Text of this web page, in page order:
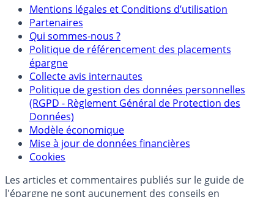
Mentions
Mentions légales et Conditions d’utilisation
Partenaires
Qui sommes-nous ?
Politique de référencement des placements
épargne
Collecte avis internautes
Politique de gestion des données personnelles
(RGPD - Règlement Général de Protection des
Données)
Modèle économique
Cookies